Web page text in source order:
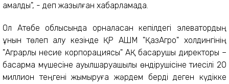
қамалды", - деп жазылған хабарламада.
Ол Ақтөбе облысында орналасқан кепілдегі элеватордың
құнын төлеп алу кезінде ҚР АШМ "ҚазАгро" холдингінің
"Аграрлық несие корпорациясы" АҚ басқарушы директоры –
басқарма мүшесіне ауылшаруашылық өндірушісіне тиесілі 20
миллион теңгені жымқыруға жәрдем берді деген күдікке